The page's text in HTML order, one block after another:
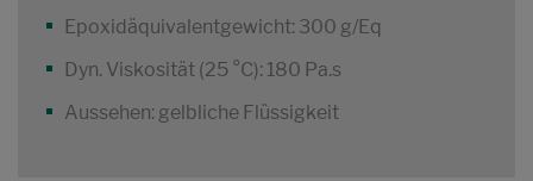
Epoxidäquivalentgewicht: 300 g/Eq
Dyn. Viskosität (25 °C): 180 Pa.s
Aussehen: gelbliche Flüssigkeit